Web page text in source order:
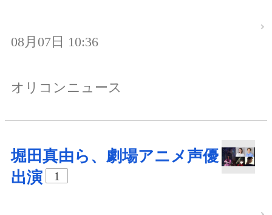
08月07日 10:36
オリコンニュース
堀田真由ら、劇場アニメ声優
出演
1